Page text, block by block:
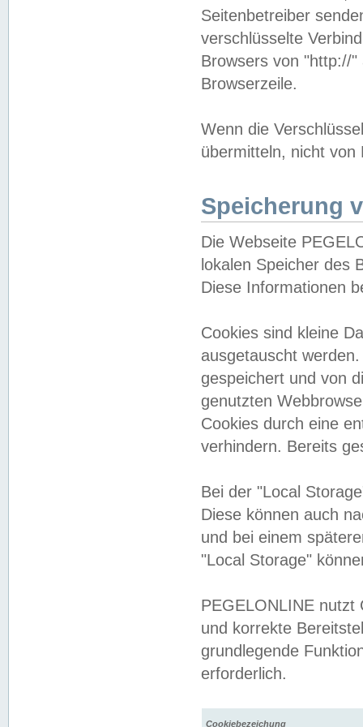
Seitenbetreiber
verschlüsselte
Browsers von "http://
Browserzeile.
Wenn die
übermitteln, nicht von
Speicherung
Die Webseite
lokalen Speicher des
Diese Informationen
Cookies sind kleine
ausgetauscht
gespeichert und von
genutzten
Cookies durch eine
verhindern. Bereits
Bei der "Local
Diese können auch
und bei einem
"Local Storage"
PEGELONLINE nutzt
und korrekte
grundlegende
erforderlich.
Cookiebezeichung